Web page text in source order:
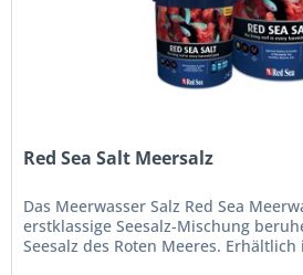
Red Sea Salt Meersalz
Das Meerwasser Salz Red Sea
erstklassige Seesalz-Mischung
Seesalz des Roten Meeres.